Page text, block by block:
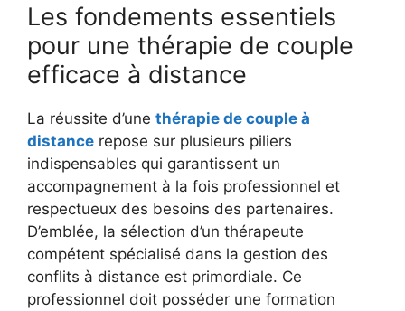
Les fondements essentiels
pour une thérapie de couple
efficace à distance
La réussite d’une thérapie de couple à
distance repose sur plusieurs piliers
indispensables qui garantissent un
accompagnement à la fois professionnel et
respectueux des besoins des partenaires.
D’emblée, la sélection d’un thérapeute
compétent spécialisé dans la gestion des
conflits à distance est primordiale. Ce
professionnel doit posséder une formation